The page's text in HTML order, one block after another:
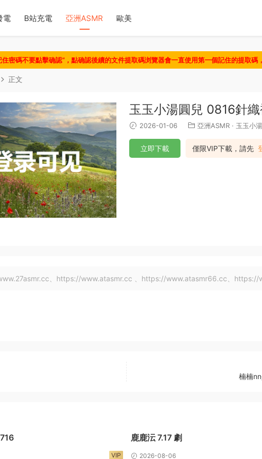
電 B站充電 亞洲ASMR 歐美
密碼不要點擊确認“，點确認後續的文件提取碼浏覽器會一直使用第一個記住的提取
正文
玉玉小湯圓兒 0816針
2026-01-06 亞洲ASMR · 玉玉小
僅限VIP下載，請先
立即下載
、https://www.atasmr.cc 、https://www.atasmr66.cc、https://
楠楠
VIP
鹿鹿沄 7.17 劇
2026-08-06